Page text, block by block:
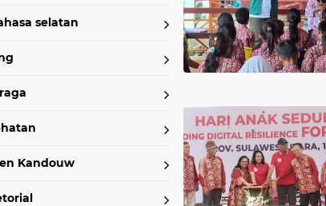
selatan
Kandouw